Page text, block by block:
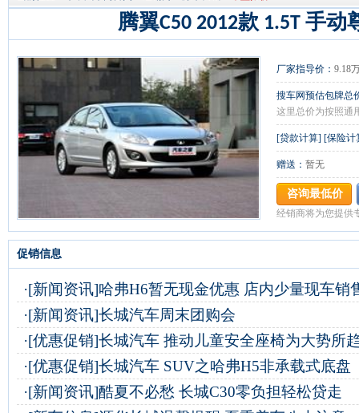
腾翼C50 2012款 1.5T 手动
厂家指导价： 9.18
搜车网预估包牌总
这里总价为按照通
[贷款计算] [保险计
赠送： 暂无
咨询最低价
经销商将为您提供
促销信息
·[新闻资讯]哈弗H6暂无现金优惠 店内少量现车销
·[新闻资讯]长城汽车周末团购会
·[优惠促销]长城汽车 推动儿童安全座椅为大势所
·[优惠促销]长城汽车 SUV之哈弗H5非承载式底盘
·[新闻资讯]酷夏不必愁 长城C30零负担轻松贷走